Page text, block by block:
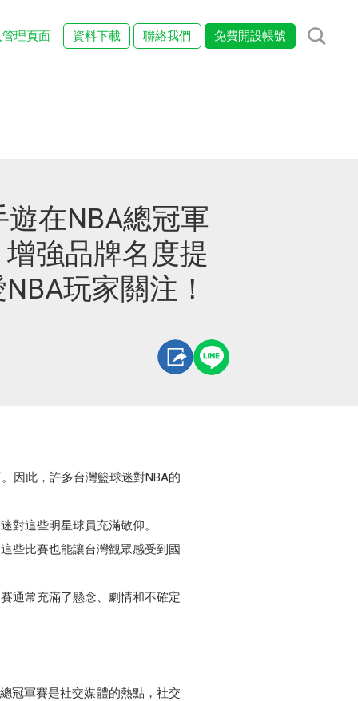
理頁面 資料下載 聯絡我們 免費開設帳號
遊在NBA總冠軍
強品牌名度提
玩家關注！
因此，許多台灣籃球迷對NBA的
對這些明星球員充滿敬仰。
些比賽也能讓台灣觀眾感受到國
通常充滿了懸念、劇情和不確定
冠軍賽是社交媒體的熱點，社交